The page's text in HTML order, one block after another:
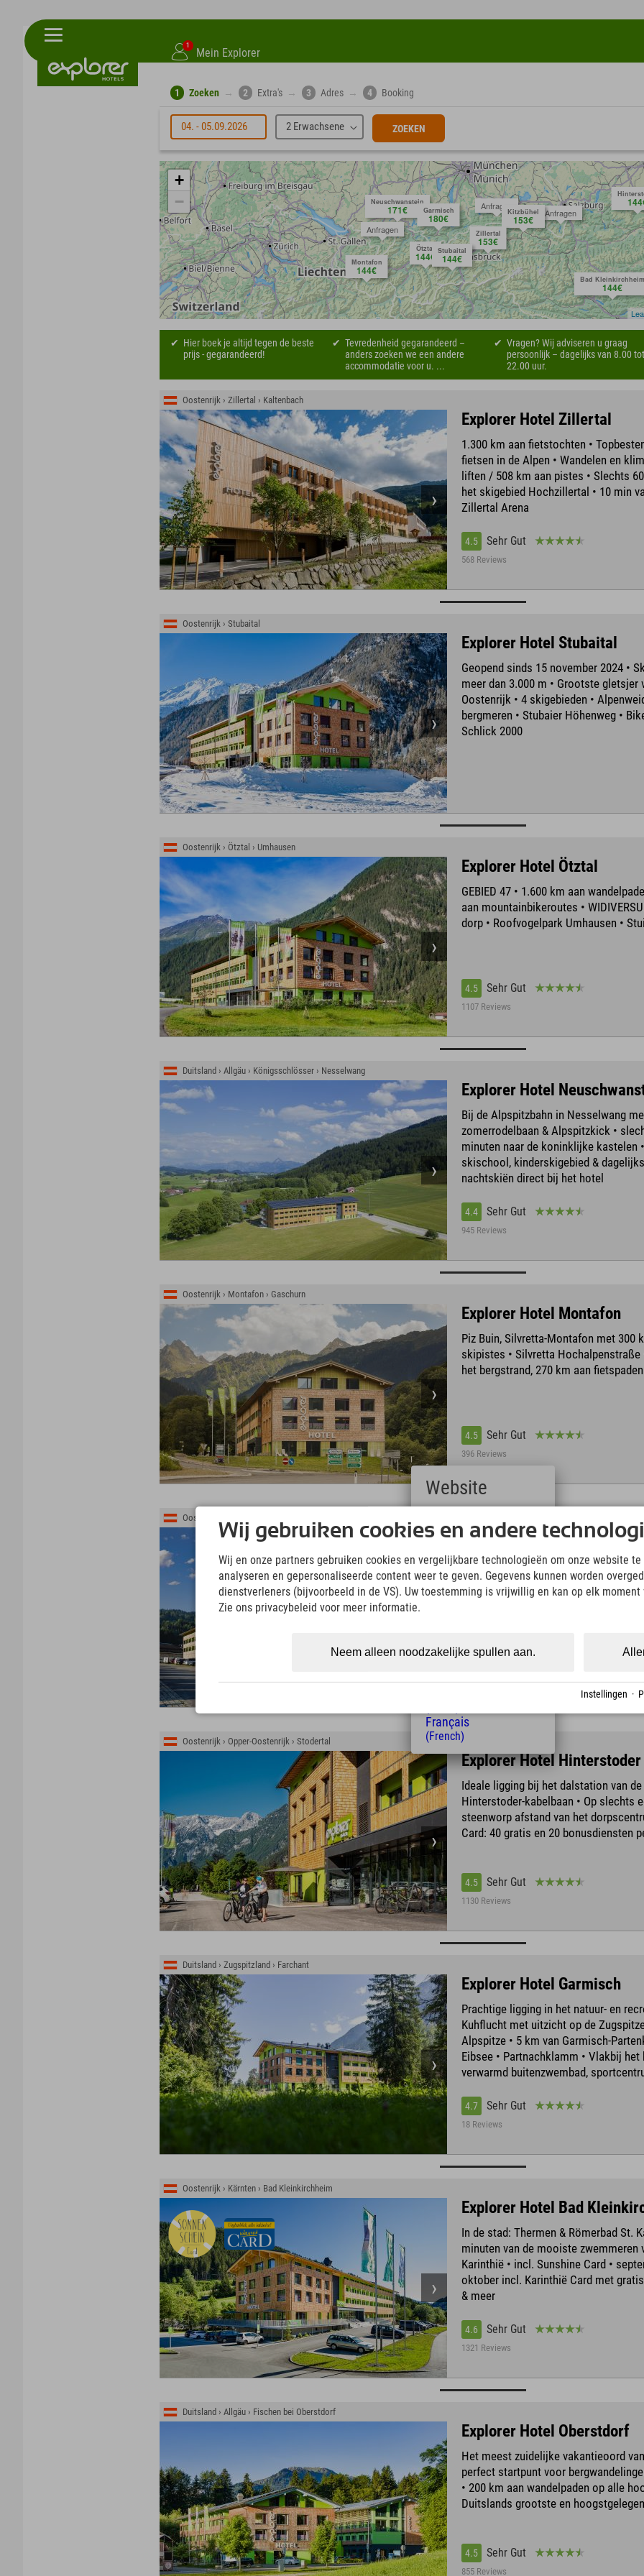
1
Mein Explorer
1 Zoeken → 2 Extra's → 3 Adres → 4 Booking
04. - 05.09.2026 2 Erwachsene ZOEKEN
Zillertal
153€
Stubaital
144€
Ötztal
144€
Neuschwanstein
171€
Montafon
144€
Kitzbühel
153€
Garmisch
180€
Bad Kleinkirchheim
144€
Anfragen
Anfragen
Anfragen
+
−
Hier boek je altijd tegen de beste
prijs - gegarandeerd!
Tevredenheid gegarandeerd –
anders zoeken we een andere
accommodatie voor u. ...
Vragen? Wij adviseren u graag
persoonlijk – dagelijks van 8.00 tot
22.00 uur.
Oostenrijk › Zillertal › Kaltenbach
Explorer Hotel Zillertal
1.300 km aan fietstochten •
fietsen in de Alpen • Wandelen en
liften / 508 km aan pistes • Slechts
het skigebied Hochzillertal • 10 min
Zillertal Arena
4.5 Sehr Gut
568 Reviews
Oostenrijk › Stubaital
Explorer Hotel Stubaital
Geopend sinds 15 november 2024 •
meer dan 3.000 m • Grootste gletsjer
Oostenrijk • 4 skigebieden •
bergmeren • Stubaier Höhenweg •
Schlick 2000
Oostenrijk › Ötztal › Umhausen
Explorer Hotel Ötztal
GEBIED 47 • 1.600 km aan
aan mountainbikeroutes •
dorp • Roofvogelpark Umhausen •
4.5 Sehr Gut
1107 Reviews
Duitsland › Allgäu › Königsschlösser › Nesselwang
Explorer Hotel
Bij de Alpspitzbahn in Nesselwang
zomerrodelbaan & Alpspitzkick •
minuten naar de koninklijke kastelen
skischool, kinderskigebied & dagelijks
nachtskiën direct bij het hotel
4.4 Sehr Gut
945 Reviews
Oostenrijk › Montafon › Gaschurn
Explorer Hotel Montafon
Piz Buin, Silvretta-Montafon met 300
skipistes • Silvretta Hochalpenstraße
het bergstrand, 270 km aan fietspaden
4.5 Sehr Gut
396 Reviews
Oostenrijk › Kitzbühler Alpen › St. Johann
Explorer Hotel Kitzbühel
Bij het Bikepark & Bergbahn St.
20 minuten naar Kitzbühel •
klimmen op de Wilder Kaiser •
4.4 Sehr Gut
Oostenrijk › Opper-Oostenrijk › Stodertal
Explorer Hotel Hinterstoder
Ideale ligging bij het dalstation van de
Hinterstoder-kabelbaan • Op slechts
steenworp afstand van het
Card: 40 gratis en 20 bonusdiensten
4.5 Sehr Gut
1130 Reviews
Duitsland › Zugspitzland › Farchant
Explorer Hotel Garmisch
Prachtige ligging in het natuur- en
Kuhflucht met uitzicht op de
Alpspitze • 5 km van Garmisch-
Eibsee • Partnachklamm • Vlakbij het
verwarmd buitenzwembad,
4.7 Sehr Gut
18 Reviews
Oostenrijk › Kärnten › Bad Kleinkirchheim
Explorer Hotel Bad
In de stad: Thermen & Römerbad St.
minuten van de mooiste zwemmeren
Karinthië • incl. Sunshine Card •
oktober incl. Karinthië Card met
& meer
4.6 Sehr Gut
1321 Reviews
Duitsland › Allgäu › Fischen bei Oberstdorf
Explorer Hotel Oberstdorf
Het meest zuidelijke vakantieoord
perfect startpunt voor
• 200 km aan wandelpaden op alle
Duitslands grootste en
4.5 Sehr Gut
855 Reviews
Wij gebruiken cookies en andere
Wij en onze partners gebruiken cookies en vergelijkbare technologieën om onze website te
analyseren en gepersonaliseerde content weer te geven. Gegevens kunnen worden
dienstverleners (bijvoorbeeld in de VS). Uw toestemming is vrijwillig en kan op elk moment
Zie ons privacybeleid voor meer informatie.
Neem alleen noodzakelijke spullen aan.
Instellingen ·
Website
(German)
(English)
Italiano
(Italian)
(Polish)
(Hungarian)
Français
(French)